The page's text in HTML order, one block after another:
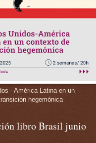
- América Latina en un
hegemónica
libro Brasil junio